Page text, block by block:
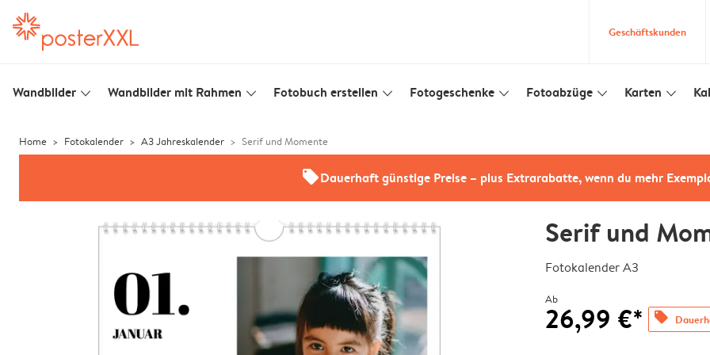
Geschäftskunden
Wandbilder slim_arrow_down Wandbilder mit Rahmen slim_arrow_down Fotobuch erstellen slim_arrow_down Fotogeschenke slim_arrow_down Fotoabzüge slim_arrow_down Karten slim_arrow_down
Home Fotokalender A3 Jahreskalender Serif und Momente
offersDauerhaft günstige Preise – plus Extrarabatte, wenn du mehr
Serif und
Fotokalender A3
Ab
26,99 €* offers